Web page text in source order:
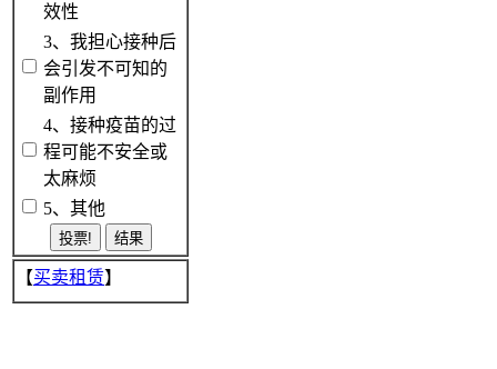
效性
3、我担心接种后
会引发不可知的
副作用
4、接种疫苗的过
程可能不安全或
太麻烦
5、其他
【买卖租赁】